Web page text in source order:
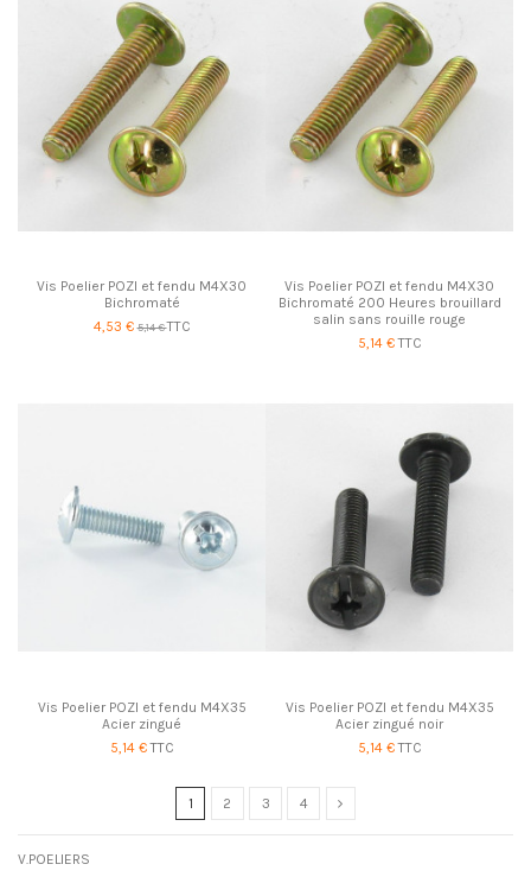
Vis Poelier POZI et fendu M4X30
Bichromaté
4,53 €5,14 €TTC
Vis Poelier POZI et fendu M4X30
Bichromaté 200 Heures brouillard
salin sans rouille rouge
5,14 €TTC
Vis Poelier POZI et fendu M4X35
Acier zingué
5,14 €TTC
Vis Poelier POZI et fendu M4X35
Acier zingué noir
5,14 €TTC
1 2 3 4
V.POELIERS